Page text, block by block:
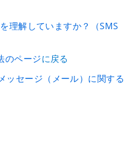
理解していますか？（SMS
のページに戻る
ッセージ（メール）に関する